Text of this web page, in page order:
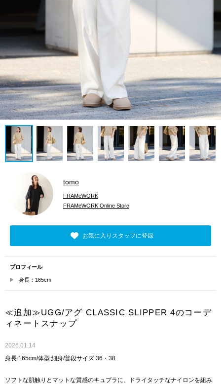
tomo
FRAMeWORK
FRAMeWORK Online Store
お気に入りスタッフに登録
プロフィール
身長：165cm
≪追加≫UGG/アグ CLASSIC SLIPPER 4のコーデ
ィネートスナップ
2026.01.14
身長:165cm/体型:細身/普段サイズ:36・38
ソフトな肌触りとマットな質感のキュプラに、ドライタッチなナイロンを組み